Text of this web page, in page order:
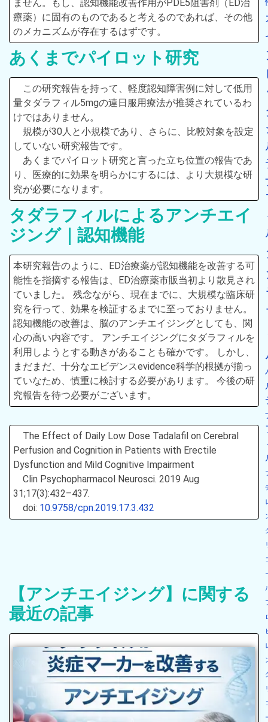
ません。もし、認知機能改善作用がPDE5阻害剤（ED治
療薬）に固有のものであると考えるのであれば、その他
のメカニズムが存在するはずです。
あくまでパイロット研究
この研究報告を持って、軽度認知障害例に対して低用
量タダラフィル5mgの連日服用療法が推奨されているわ
けではありません。
規模が30人と小規模であり、さらに、比較対象を設定
していない研究報告です。
あくまでパイロット研究と言った立ち位置の報告であ
り、医療的に効果を明らかにするには、より大規模な研
究が必要になります。
タダラフィルによるアンチエイ
ジング｜認知機能
本研究報告のように、ED治療薬が認知機能を改善する可
能性を指摘する報告は、ED治療薬市販当初より散見され
ていました。 残念ながら、現在までに、大規模な臨床研
究を行って、効果を検証するまでに至っておりません。
認知機能の改善は、脳のアンチエイジングとしても、関
心の高い内容です。 アンチエイジングにタダラフィルを
利用しようとする動きがあることも確かです。 しかし、
まだまだ、十分なエビデンスevidence科学的根拠が揃っ
ていなため、慎重に検討する必要があります。 今後の研
究報告を待つ必要がございます。
The Effect of Daily Low Dose Tadalafil on Cerebral
Perfusion and Cognition in Patients with Erectile
Dysfunction and Mild Cognitive Impairment
Clin Psychopharmacol Neurosci. 2019 Aug
31;17(3):432–437.
doi: 10.9758/cpn.2019.17.3.432
【アンチエイジング】に関する
最近の記事